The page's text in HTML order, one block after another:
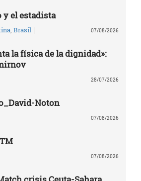
y el estadista
Brasil | 07/08/2026
la física de la dignidad»:
28/07/2026
Noton
07/08/2026
07/08/2026